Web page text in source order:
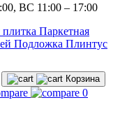
ВС 11:00 – 17:00
Паркетная
Подложка Плинтус
Корзина
0